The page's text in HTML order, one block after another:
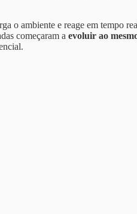
o ambiente e reage em tempo
começaram a evoluir ao